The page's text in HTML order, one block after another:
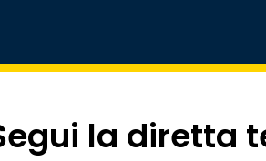
la diretta